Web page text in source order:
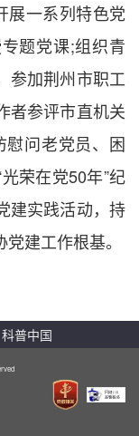
展一系列特色党
题党课;组织青
参加荆州市职工
者参评市直机关
问老党员、困
荣在党50年”纪
建实践活动，持
建工作根基。
科普中国